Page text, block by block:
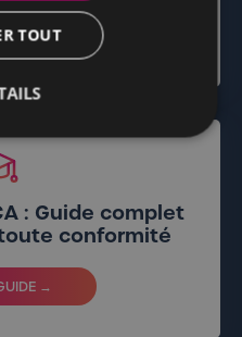
→
: Guide complet
conformité
→
TOUT